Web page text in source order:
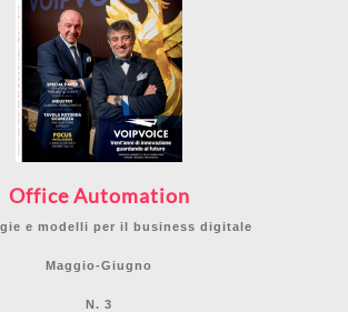
Office Automation
e modelli per il business digitale
Maggio-Giugno
N. 3